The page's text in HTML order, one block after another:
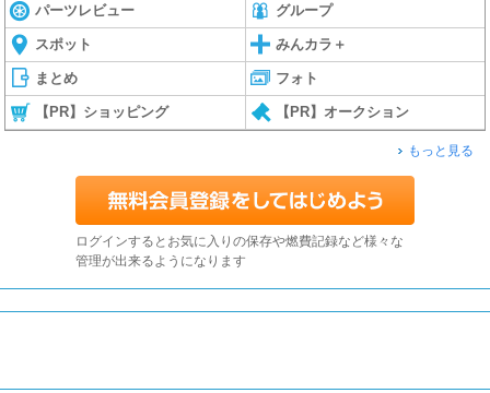
パーツレビュー グループ
スポット みんカラ＋
まとめ フォト
【PR】ショッピング 【PR】オークション
もっと見る
ログインするとお気に入りの保存や燃費記録など様々な
管理が出来るようになります